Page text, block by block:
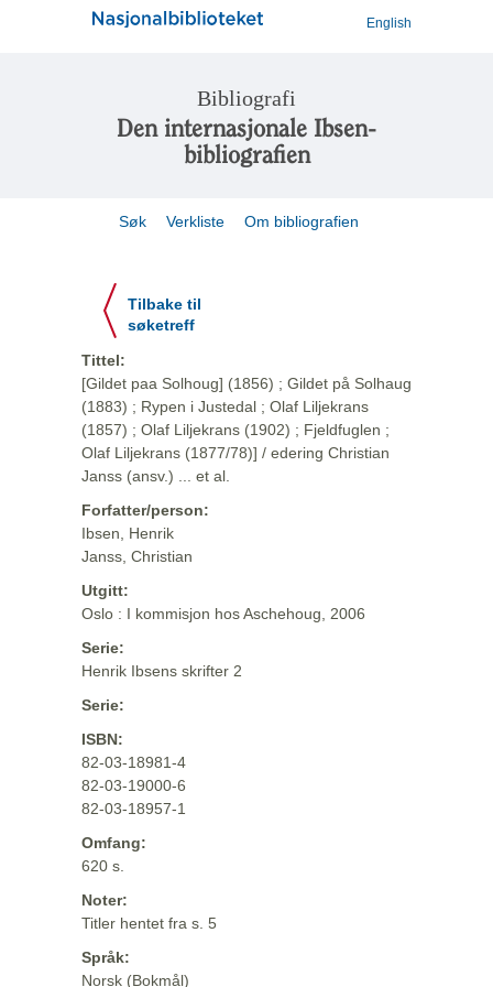
English
Bibliografi
Den internasjonale Ibsen-
bibliografien
Søk Verkliste Om bibliografien
Tilbake til
søketreff
Tittel:
[Gildet paa Solhoug] (1856) ; Gildet på Solhaug
(1883) ; Rypen i Justedal ; Olaf Liljekrans
(1857) ; Olaf Liljekrans (1902) ; Fjeldfuglen ;
Olaf Liljekrans (1877/78)] / edering Christian
Janss (ansv.) ... et al.
Forfatter/person:
Ibsen, Henrik
Janss, Christian
Utgitt:
Oslo : I kommisjon hos Aschehoug, 2006
Serie:
Henrik Ibsens skrifter 2
Serie:
ISBN:
82-03-18981-4
82-03-19000-6
82-03-18957-1
Omfang:
620 s.
Noter:
Titler hentet fra s. 5
Språk:
Norsk (Bokmål)